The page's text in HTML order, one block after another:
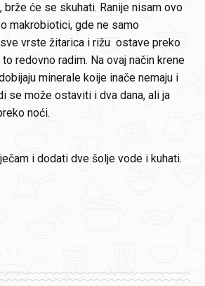
brže će se skuhati. Ranije nisam ovo
makrobiotici, gde ne samo
vrste žitarica i rižu ostave preko
redovno radim. Na ovaj način krene
minerale koije inače nemaju i
se može ostaviti i dva dana, ali ja
noći.
i dodati dve šolje vode i kuhati.